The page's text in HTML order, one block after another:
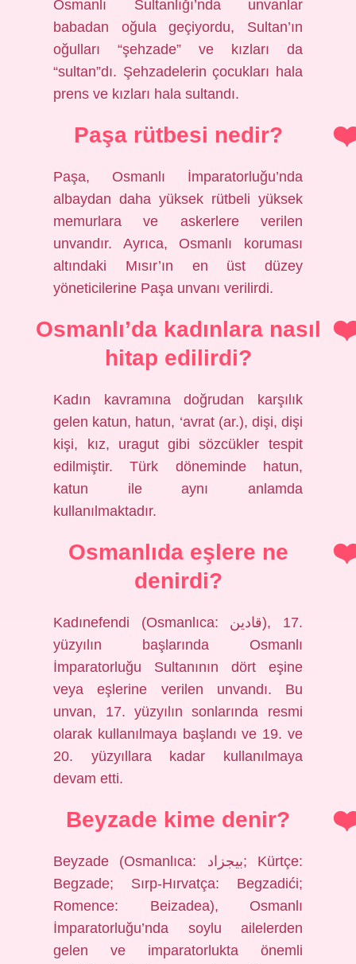
Osmanlı Sultanlığı’nda unvanlar
babadan oğula geçiyordu, Sultan’ın
oğulları “şehzade” ve kızları da
“sultan”dı. Şehzadelerin çocukları hala
prens ve kızları hala sultandı.
Paşa rütbesi nedir?
Paşa, Osmanlı İmparatorluğu’nda
albaydan daha yüksek rütbeli yüksek
memurlara ve askerlere verilen
unvandır. Ayrıca, Osmanlı koruması
altındaki Mısır’ın en üst düzey
yöneticilerine Paşa unvanı verilirdi.
Osmanlı’da kadınlara nasıl
hitap edilirdi?
Kadın kavramına doğrudan karşılık
gelen katun, hatun, ‘avrat (ar.), dişi, dişi
kişi, kız, uragut gibi sözcükler tespit
edilmiştir. Türk döneminde hatun,
katun ile aynı anlamda
kullanılmaktadır.
Osmanlıda eşlere ne
denirdi?
Kadınefendi (Osmanlıca: قادین), 17.
yüzyılın başlarında Osmanlı
İmparatorluğu Sultanının dört eşine
veya eşlerine verilen unvandı. Bu
unvan, 17. yüzyılın sonlarında resmi
olarak kullanılmaya başlandı ve 19. ve
20. yüzyıllara kadar kullanılmaya
devam etti.
Beyzade kime denir?
Beyzade (Osmanlıca: بيجزاد; Kürtçe:
Begzade; Sırp-Hırvatça: Begzadići;
Romence: Beizadea), Osmanlı
İmparatorluğu’nda soylu ailelerden
gelen ve imparatorlukta önemli